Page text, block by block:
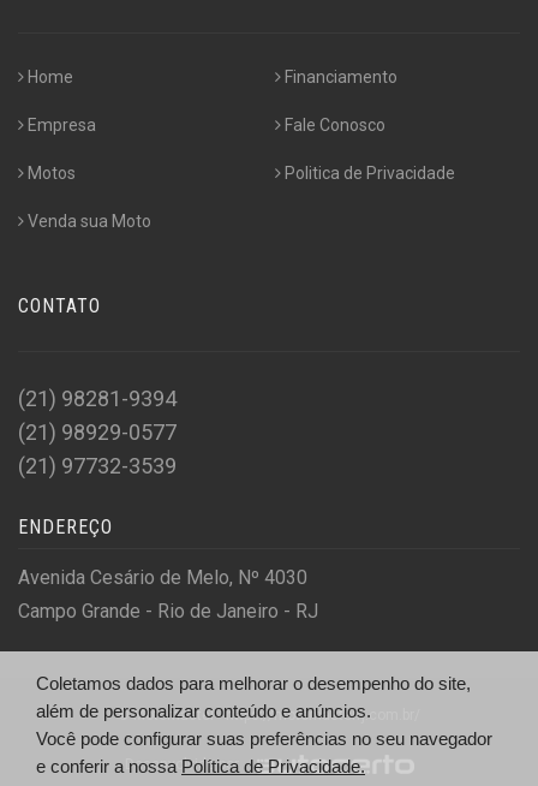
Home
Empresa
Motos
Venda sua Moto
Financiamento
Fale Conosco
Politica de Privacidade
CONTATO
(21) 98281-9394
(21) 98929-0577
(21) 97732-3539
ENDEREÇO
Avenida Cesário de Melo, Nº 4030
Campo Grande - Rio de Janeiro - RJ
© Motomaster - https://motomasterrj.com.br/
Desenvolvido por
Coletamos dados para melhorar o desempenho do site,
além de personalizar conteúdo e anúncios.
Você pode configurar suas preferências no seu navegador
e conferir a nossa Política de Privacidade.